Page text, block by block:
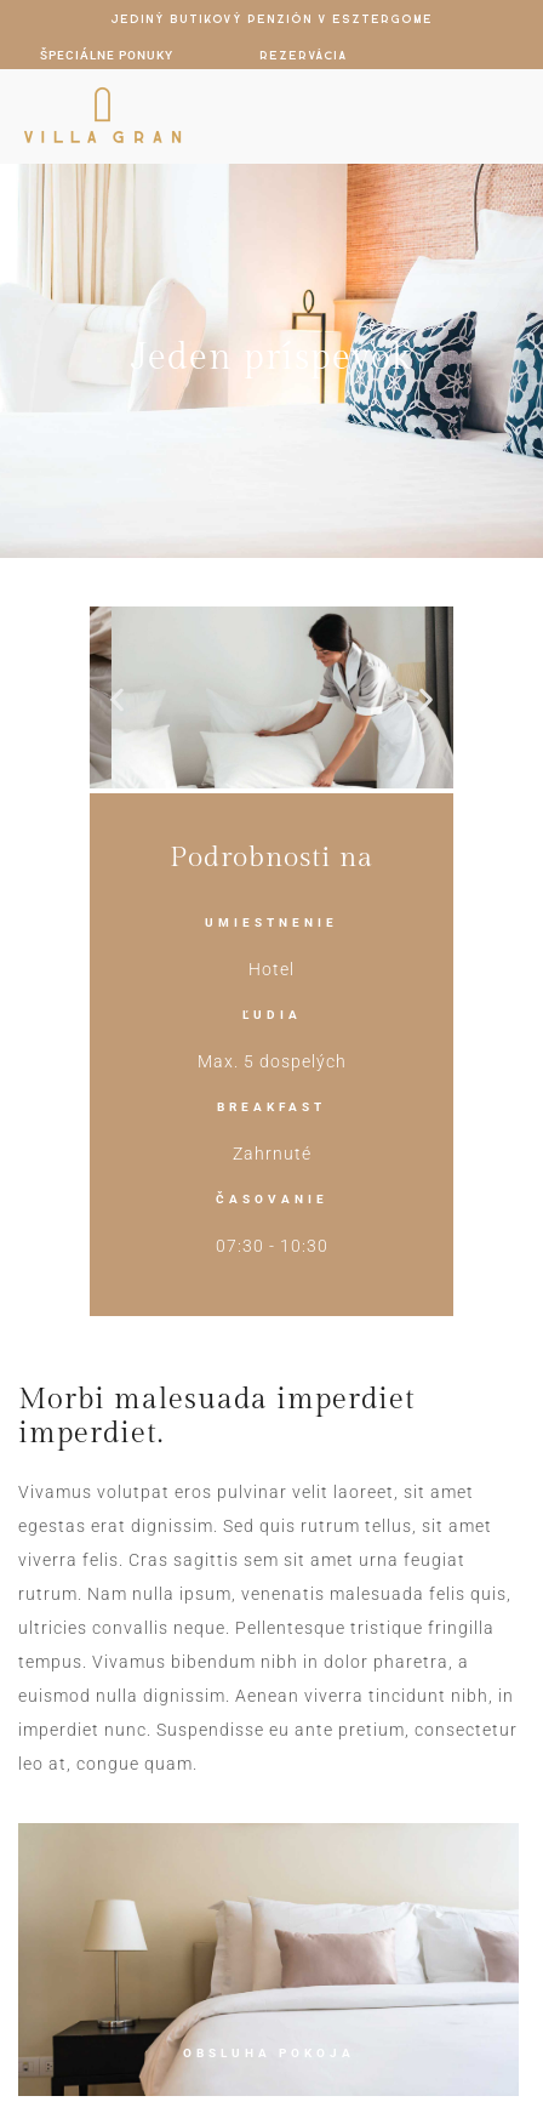
Jediný butikový penzión v Esztergome
ŠPECIÁLNE PONUKY rezervácia
Jeden príspevok
Podrobnosti na
UMIESTNENIE
Hotel
ĽUDIA
Max. 5 dospelých
BREAKFAST
Zahrnuté
ČASOVANIE
07:30 - 10:30
Morbi malesuada imperdiet
imperdiet.
Vivamus volutpat eros pulvinar velit laoreet, sit amet
egestas erat dignissim. Sed quis rutrum tellus, sit amet
viverra felis. Cras sagittis sem sit amet urna feugiat
rutrum. Nam nulla ipsum, venenatis malesuada felis quis,
ultricies convallis neque. Pellentesque tristique fringilla
tempus. Vivamus bibendum nibh in dolor pharetra, a
euismod nulla dignissim. Aenean viverra tincidunt nibh, in
imperdiet nunc. Suspendisse eu ante pretium, consectetur
leo at, congue quam.
OBSLUHA POKOJA